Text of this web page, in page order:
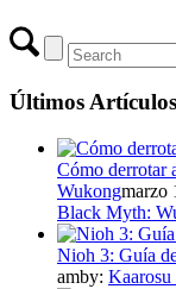
Últimos Artículos
Cómo derrotar
Wukongmarzo
Black Myth:
Nioh 3: Guía
amby: Kaarosu